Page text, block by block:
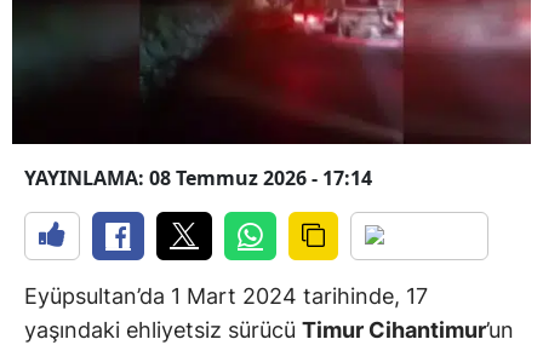
YAYINLAMA: 08 Temmuz 2026 - 17:14
Eyüpsultan’da 1 Mart 2024 tarihinde, 17
yaşındaki ehliyetsiz sürücü Timur Cihantimur’un